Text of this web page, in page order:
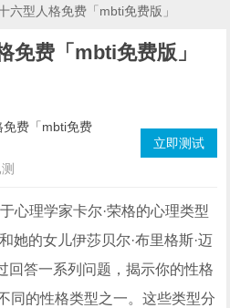
六型人格免费「mbti免费版」
免费「mbti免费版」
免费「mbti免费
立即测试
心理学家卡尔·荣格的心理类型
她的女儿伊莎贝尔·布里格斯·迈
回答一系列问题，揭示你的性格
同的性格类型之一。这些类型分